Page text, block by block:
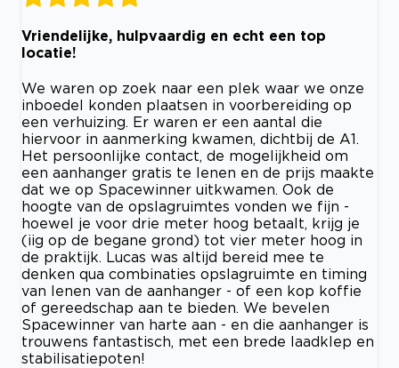
Vriendelijke, hulpvaardig en echt een top
locatie!
We waren op zoek naar een plek waar we onze
inboedel konden plaatsen in voorbereiding op
een verhuizing. Er waren er een aantal die
hiervoor in aanmerking kwamen, dichtbij de A1.
Het persoonlijke contact, de mogelijkheid om
een aanhanger gratis te lenen en de prijs maakte
dat we op Spacewinner uitkwamen. Ook de
hoogte van de opslagruimtes vonden we fijn -
hoewel je voor drie meter hoog betaalt, krijg je
(iig op de begane grond) tot vier meter hoog in
de praktijk. Lucas was altijd bereid mee te
denken qua combinaties opslagruimte en timing
van lenen van de aanhanger - of een kop koffie
of gereedschap aan te bieden. We bevelen
Spacewinner van harte aan - en die aanhanger is
trouwens fantastisch, met een brede laadklep en
stabilisatiepoten!